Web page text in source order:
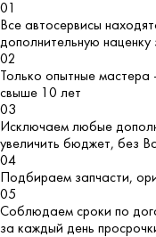
01
Все автосервисы
дополнительную наценку
02
Только опытные
свыше 10 лет
03
Исключаем любые
увеличить бюджет, без
04
Подбираем запчасти,
05
Соблюдаем сроки по
за каждый день